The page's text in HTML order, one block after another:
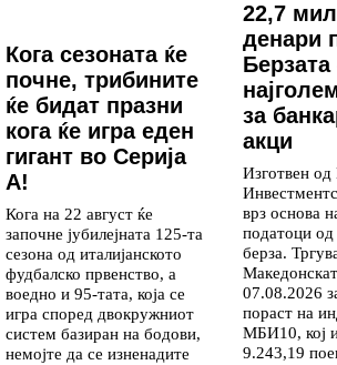
Кога сезоната ќе
почне, трибините
ќе бидат празни
кога ќе игра еден
гигант во Серија
А!
Кога на 22 август ќе
започне јубилејната 125-та
сезона од италијанското
фудбалско првенство, а
воедно и 95-тата, која се
игра според двокружниот
систем базиран на бодови,
немојте да се изненадите
22,7
денари
Берзата
за
акци
Изготвен
врз основа
податоци
берза.
07.08.2026
пораст на
МБИ10, кој
9.243,19